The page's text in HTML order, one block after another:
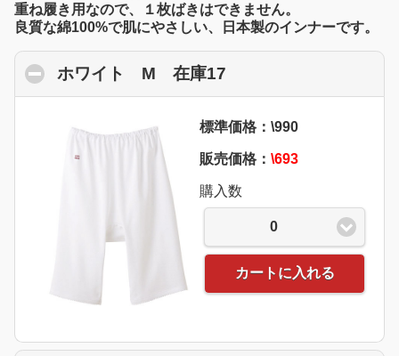
重ね履き用なので、１枚ばきはできません。
良質な綿100%で肌にやさしい、日本製のインナーです。
ホワイト M 在庫17
標準価格：\990
販売価格： \693
購入数
0
カートに入れる